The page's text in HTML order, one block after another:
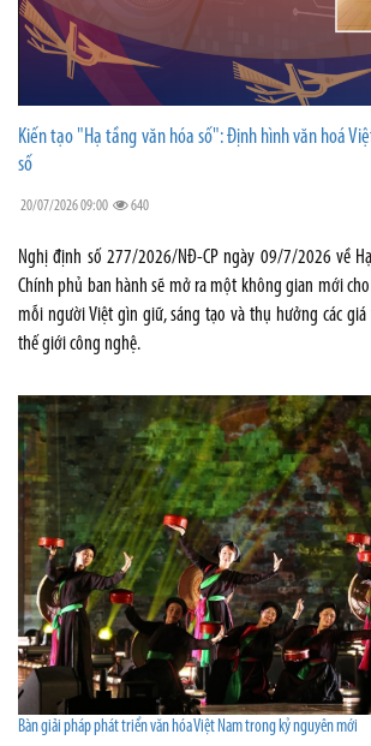
Kiến tạo "Hạ tầng văn hóa số": Định hình văn hoá
số
20/07/2026 09:00 640
Nghị định số 277/2026/NĐ-CP ngày 09/7/2026 về
Chính phủ ban hành sẽ mở ra một không gian mới
mỗi người Việt gìn giữ, sáng tạo và thụ hưởng các
thế giới công nghệ.
Bàn giải pháp phát triển văn hóa Việt Nam trong kỷ nguyên mới